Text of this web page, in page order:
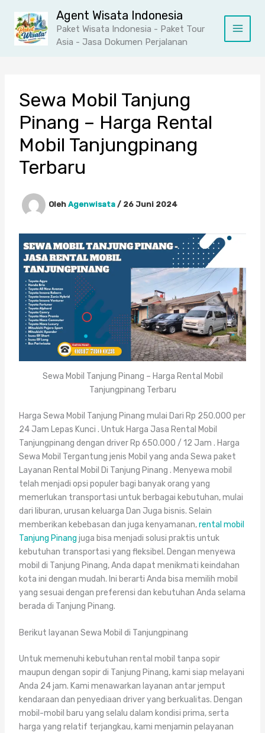
konten
Agent Wisata Indonesia
Paket Wisata Indonesia - Paket Tour
Asia - Jasa Dokumen Perjalanan
Sewa Mobil Tanjung
Pinang – Harga Rental
Mobil Tanjungpinang
Terbaru
Oleh Agenwisata / 26 Juni 2024
Sewa Mobil Tanjung Pinang – Harga Rental Mobil
Tanjungpinang Terbaru
Harga Sewa Mobil Tanjung Pinang mulai Dari Rp 250.000 per
24 Jam Lepas Kunci . Untuk Harga Jasa Rental Mobil
Tanjungpinang dengan driver Rp 650.000 / 12 Jam . Harga
Sewa Mobil Tergantung jenis Mobil yang anda Sewa paket
Layanan Rental Mobil Di Tanjung Pinang . Menyewa mobil
telah menjadi opsi populer bagi banyak orang yang
memerlukan transportasi untuk berbagai kebutuhan, mulai
dari liburan, urusan keluarga Dan Juga bisnis. Selain
memberikan kebebasan dan juga kenyamanan,rental mobil
Tanjung Pinang juga bisa menjadi solusi praktis untuk
kebutuhan transportasi yang fleksibel. Dengan menyewa
mobil di Tanjung Pinang, Anda dapat menikmati keindahan
kota ini dengan mudah. Ini berarti Anda bisa memilih mobil
yang sesuai dengan preferensi dan kebutuhan Anda selama
berada di Tanjung Pinang.
Berikut layanan Sewa Mobil di Tanjungpinang
Untuk memenuhi kebutuhan rental mobil tanpa sopir
maupun dengan sopir di Tanjung Pinang, kami siap melayani
Anda 24 jam. Kami menawarkan layanan antar jemput
kendaraan dan penyediaan driver yang berkualitas. Dengan
mobil-mobil baru yang selalu dalam kondisi prima, serta
harga yang relatif terjangkau, kami menjamin pelayanan